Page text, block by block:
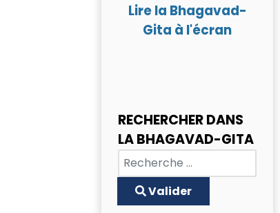
Lire la Bhagavad-
Gita à l'écran
RECHERCHER DANS
LA BHAGAVAD-GITA
Chercher
Type 2 or more characters
Valider